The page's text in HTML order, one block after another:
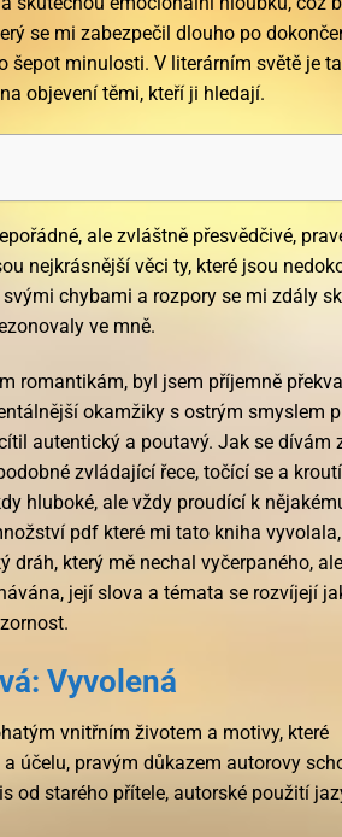
se mi zabezpečil dlouho po
minulosti. V literárním světě je
objevení těmi, kteří ji hledají.
ale zvláštně přesvědčivé,
nejkrásnější věci ty, které jsou
chybami a rozpory se mi zdály
ve mně.
romantikám, byl jsem příjemně
okamžiky s ostrým smyslem
autentický a poutavý. Jak se dívám
zvládající řece, točící se a
hluboké, ale vždy proudící k
pdf které mi tato kniha
který mě nechal vyčerpaného, ale
její slova a témata se rozvíjejí
Vyvolená
vnitřním životem a motivy, které
účelu, pravým důkazem autorovy
od starého přítele, autorské použití